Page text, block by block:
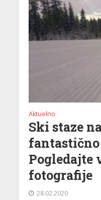
Aktuelno
Ski staze
Pogledajte
fotografije
28.02.2020